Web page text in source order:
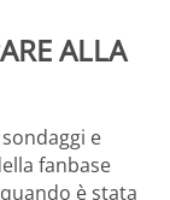
ALLA
e
fanbase
è stata